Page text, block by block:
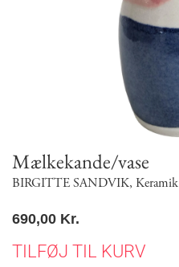
Mælkekande/vase
BIRGITTE SANDVIK, Keramik
690,00 Kr.
TILFØJ TIL KURV